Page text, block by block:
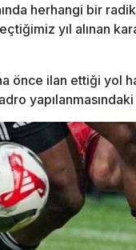
herhangi bir
yıl alınan
önce ilan ettiği yol